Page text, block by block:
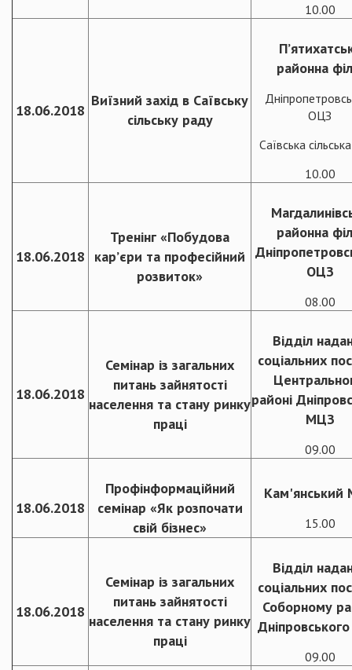
10.00
18.06.2018
Виїзний захід в Саївську
сільську раду
районна
ОЦЗ
Саївська
10.00
18.06.2018
Тренінг «Побудова
кар’єри та професійний
розвиток»
районна
ОЦЗ
08.00
18.06.2018
Семінар із загальних
питань зайнятості
населення та стану ринку
праці
Відділ
соціальних
районі
МЦЗ
09.00
18.06.2018
Профінформаційний
семінар «Як розпочати
свій бізнес»
Кам'янський
15.00
18.06.2018
Семінар із загальних
питань зайнятості
населення та стану ринку
праці
Відділ
соціальних
Соборному
09.00